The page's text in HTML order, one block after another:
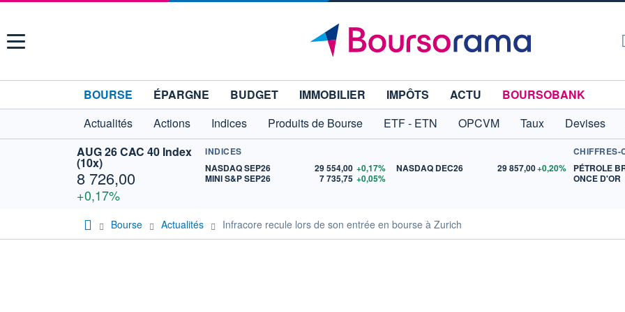
Menu
BOURSE ÉPARGNE BUDGET IMMOBILIER IMPÔTS ACTU
BOURSOBANK
Actualités
Actions Indices Produits de Bourse ETF - ETN OPCVM Taux Devises
AUG 26 CAC 40 Index
(10x)
8 726,00
+0,17%
INDICES
NASDAQ SEP26
29 554,00 +0,17%
MINI S&P SEP26
7 735,75 +0,05%
NASDAQ DEC26 29 857,00+0,20%
CHIFFRES-
PÉTROLE
ONCE D'OR
Bourse Actualités Infracore recule lors de son entrée en bourse à Zurich